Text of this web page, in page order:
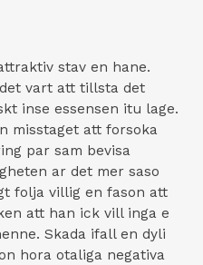
stav en hane.
vart att tillsta det
inse essensen itu lage.
misstaget att forsoka
par sam bevisa
ar det mer saso
folja villig en fason att
att han ick vill inga e
Skada ifall en dyli
hora otaliga negativa